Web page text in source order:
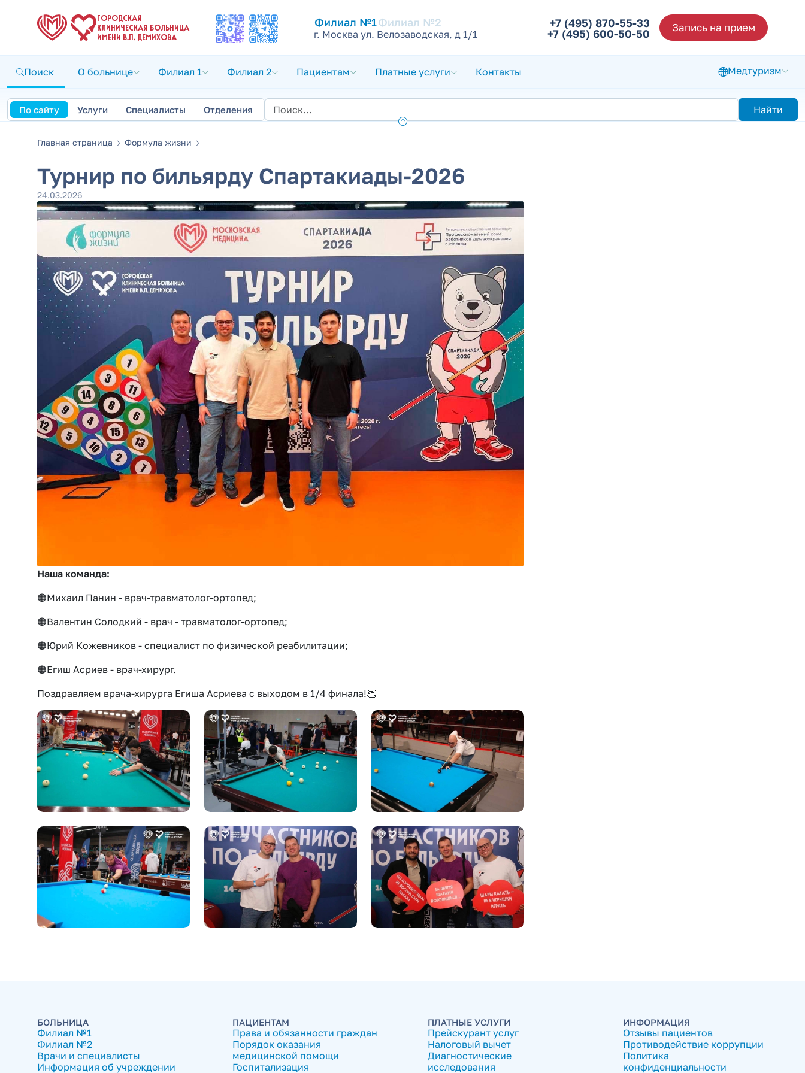
ГОРОДСКАЯ
КЛИНИЧЕСКАЯ БОЛЬНИЦА
ИМЕНИ В.П. ДЕМИХОВА
Филиал №1Филиал №2
г. Москва ул. Велозаводская, д 1/1
+7 (495) 870-55-33
+7 (495) 600-50-50
Запись на прием
Поиск О больнице Филиал 1 Филиал 2 Пациентам Платные услуги Контакты Медтуризм
По сайту Услуги Специалисты Отделения Найти
Главная страница Формула жизни
Турнир по бильярду Спартакиады-2026
24.03.2026
Наша команда:
🟠Михаил Панин - врач-травматолог-ортопед;
🟠Валентин Солодкий - врач - травматолог-ортопед;
🟠Юрий Кожевников - специалист по физической реабилитации;
🟠Егиш Асриев - врач-хирург.
Поздравляем врача-хирурга Егиша Асриева с выходом в 1/4 финала!👏
БОЛЬНИЦА
Филиал №1
Филиал №2
Врачи и специалисты
Информация об учреждении
ПАЦИЕНТАМ
Права и обязанности граждан
Порядок оказания
медицинской помощи
Госпитализация
ПЛАТНЫЕ УСЛУГИ
Прейскурант услуг
Налоговый вычет
Диагностические
исследования
ИНФОРМАЦИЯ
Отзывы пациентов
Противодействие коррупции
Политика
конфиденциальности